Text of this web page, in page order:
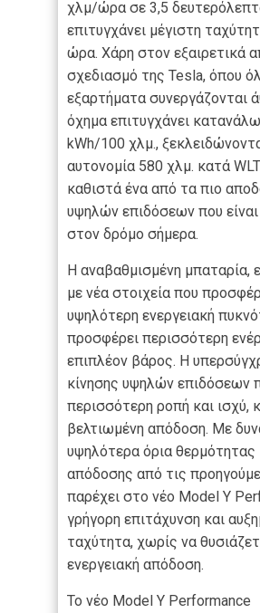
χλμ/ώρα σε 3,5
επιτυγχάνει μέγιστη
ώρα. Χάρη στον εξαιρετικά
σχεδιασμό της Tesla, όπου
εξαρτήματα συνεργάζονται
όχημα επιτυγχάνει
kWh/100 χλμ.,
αυτονομία 580 χλμ. κατά
καθιστά ένα από τα πιο
υψηλών επιδόσεων που είναι
στον δρόμο σήμερα.
Η αναβαθμισμένη μπαταρία,
με νέα στοιχεία που
υψηλότερη ενεργειακή
προσφέρει περισσότερη
επιπλέον βάρος. Η
κίνησης υψηλών επιδόσεων
περισσότερη ροπή και ισχύ,
βελτιωμένη απόδοση. Με
υψηλότερα όρια θερμότητας
απόδοσης από τις
παρέχει στο νέο Model Y
γρήγορη επιτάχυνση και
ταχύτητα, χωρίς να
ενεργειακή απόδοση.
Το νέο Model Y Performance